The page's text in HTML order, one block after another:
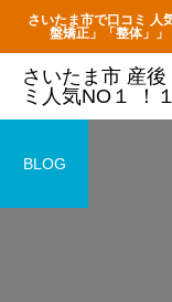
さいたま市で口コミ 人
盤矯正」「整体」」
さいたま市 産
ミ人気NO１ ！
BLOG